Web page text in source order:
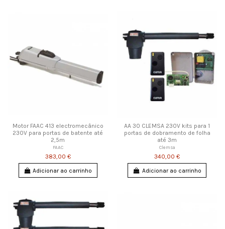
Motor FAAC 413 electromecânico
230V para portas de batente até
2,5m
FAAC
383,00 €
Adicionar ao carrinho
AA 30 CLEMSA 230V kits para 1
portas de dobramento de folha
até 3m
Clemsa
340,00 €
Adicionar ao carrinho